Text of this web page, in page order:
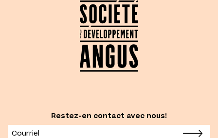
Restez-en contact avec nous!